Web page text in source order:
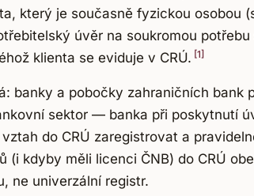
který je současně fyzickou osobou
úvěr na soukromou
klienta se eviduje v CRÚ. [1]
banky a pobočky zahraničních bank
sektor — banka při poskytnutí
do CRÚ zaregistrovat a
(i kdyby měli licenci ČNB) do CRÚ
ne univerzální registr.